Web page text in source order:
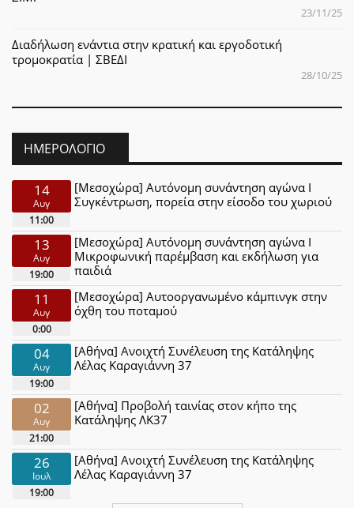
23/11/25
Διαδήλωση ενάντια στην κρατική και εργοδοτική
τρομοκρατία | ΣΒΕΔΙ
28/10/25
ΗΜΕΡΟΛΌΓΙΟ
14
Αυγ
11:00
[Μεσοχώρα] Αυτόνομη συνάντηση αγώνα Ι
Συγκέντρωση, πορεία στην είσοδο του χωριού
13
Αυγ
19:00
[Μεσοχώρα] Αυτόνομη συνάντηση αγώνα Ι
Μικροφωνική παρέμβαση και εκδήλωση για
παιδιά
11
Αυγ
0:00
[Μεσοχώρα] Αυτοοργανωμένο κάμπινγκ στην
όχθη του ποταμού
04
Αυγ
19:00
[Αθήνα] Ανοιχτή Συνέλευση της Κατάληψης
Λέλας Καραγιάννη 37
02
Αυγ
21:00
[Αθήνα] Προβολή ταινίας στον κήπο της
Κατάληψης ΛΚ37
26
Ιουλ
19:00
[Αθήνα] Ανοιχτή Συνέλευση της Κατάληψης
Λέλας Καραγιάννη 37